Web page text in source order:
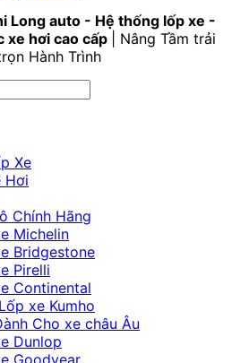
Long auto - Hệ thống lốp xe -
xe hơi cao cấp
| Nâng Tầm trải
Hành Trình
Xe
Hơi
Chính Hãng
Michelin
Bridgestone
Pirelli
Continental
Lốp xe Kumho
Cho xe châu Âu
Dunlop